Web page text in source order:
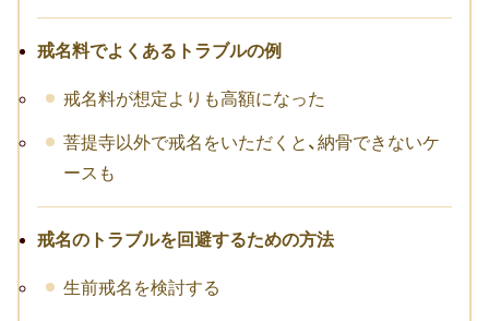
戒名料でよくあるトラブルの例
戒名料が想定よりも高額になった
菩提寺以外で戒名をいただくと、納骨できないケ
ースも
戒名のトラブルを回避するための方法
生前戒名を検討する